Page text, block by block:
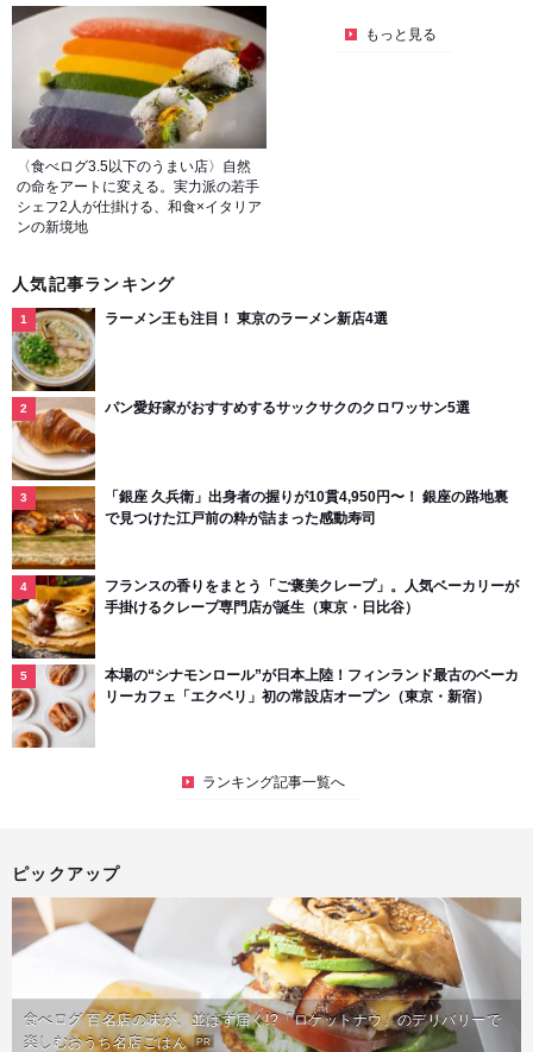
〈食べログ3.5以下のうまい店〉自然
の命をアートに変える。実力派の若手
シェフ2人が仕掛ける、和食×イタリア
ンの新境地
もっと見る
人気記事ランキング
ラーメン王も注目！ 東京のラーメン新店4選
パン愛好家がおすすめするサックサクのクロワッサン5選
「銀座 久兵衛」出身者の握りが10貫4,950円〜！ 銀座の路地裏
で見つけた江戸前の粋が詰まった感動寿司
フランスの香りをまとう「ご褒美クレープ」。人気ベーカリーが
手掛けるクレープ専門店が誕生（東京・日比谷）
本場の“シナモンロール”が日本上陸！フィンランド最古のベーカ
リーカフェ「エクベリ」初の常設店オープン（東京・新宿）
ランキング記事一覧へ
ピックアップ
食べログ 百名店の味が、並ばず届く!?「ロケットナウ」のデリバリーで
楽しむおうち名店ごはん PR